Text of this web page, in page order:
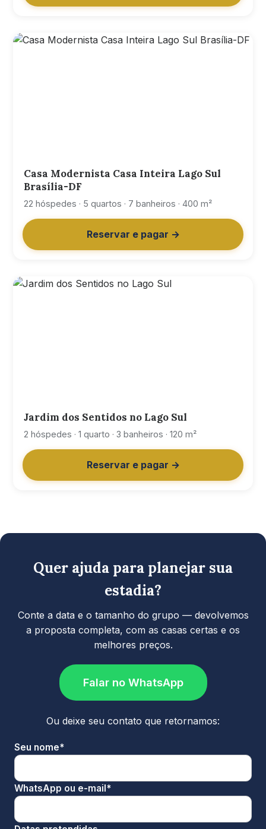
Casa Modernista Casa Inteira Lago Sul
Brasília-DF
22 hóspedes · 5 quartos · 7 banheiros · 400 m²
Reservar e pagar →
Jardim dos Sentidos no Lago Sul
2 hóspedes · 1 quarto · 3 banheiros · 120 m²
Reservar e pagar →
Quer ajuda para planejar sua
estadia?
Conte a data e o tamanho do grupo — devolvemos
a proposta completa, com as casas certas e os
melhores preços.
Falar no WhatsApp
Ou deixe seu contato que retornamos:
Seu nome*
WhatsApp ou e-mail*